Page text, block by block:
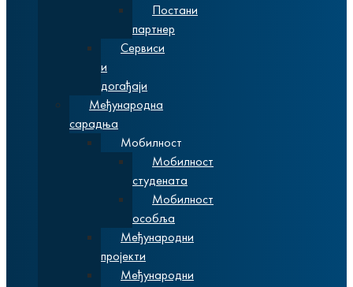
Постани
партнер
Сервиси
и
догађаји
Међународна
сарадња
Мобилност
Мобилност
студената
Мобилност
особља
Међународни
пројекти
Међународни